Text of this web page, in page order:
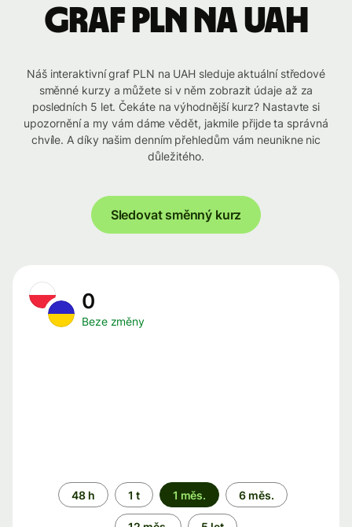
graf PLN na UAH
Náš interaktivní graf PLN na UAH sleduje aktuální středové
směnné kurzy a můžete si v něm zobrazit údaje až za
posledních 5 let. Čekáte na výhodnější kurz? Nastavte si
upozornění a my vám dáme vědět, jakmile přijde ta správná
chvíle. A díky našim denním přehledům vám neunikne nic
důležitého.
Sledovat směnný kurz
0
Beze změny
Časové
období
48 h 1 t 1 měs. 6 měs.